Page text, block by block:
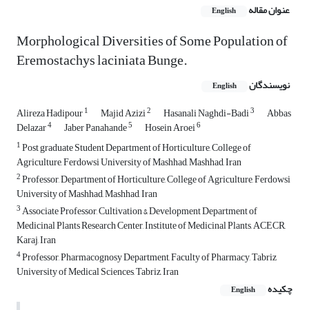
عنوان مقاله English
Morphological Diversities of Some Population of
Eremostachys laciniata Bunge.
نویسندگان English
Alireza Hadipour1 Majid Azizi2 Hasanali Naghdi-Badi3 Abbas
Delazar4 Jaber Panahande5 Hosein Aroei6
1Post graduate Student Department of Horticulture, College of
Agriculture, Ferdowsi University of Mashhad, Mashhad, Iran
2Professor, Department of Horticulture, College of Agriculture, Ferdowsi
University of Mashhad, Mashhad, Iran
3Associate Professor, Cultivation & Development Department of
Medicinal Plants Research Center, Institute of Medicinal Plants, ACECR,
Karaj, Iran
4Professor, Pharmacognosy Department, Faculty of Pharmacy, Tabriz
University of Medical Sciences, Tabriz, Iran
چکیده
English